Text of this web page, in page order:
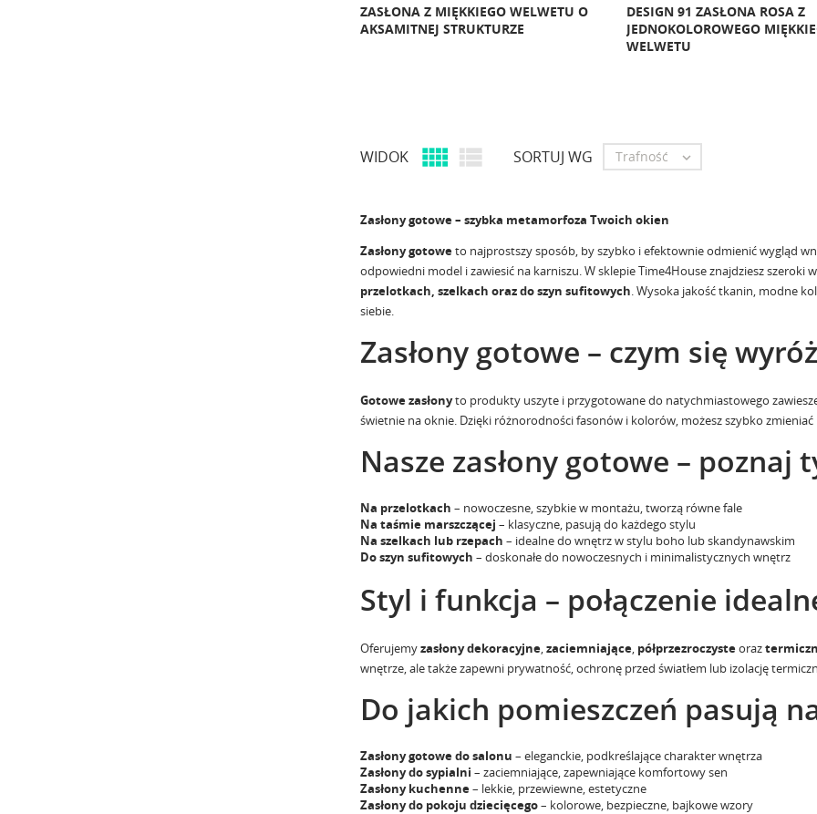
ZASŁONA Z MIĘKKIEGO WELWETU O
AKSAMITNEJ STRUKTURZE
DESIGN 91 ZASŁONA ROSA Z
JEDNOKOLOROWEGO
WELWETU
WIDOK   SORTUJ WG Trafność 
Zasłony gotowe – szybka metamorfoza Twoich okien
Zasłony gotoweto najprostszy sposób, by szybko i efektownie odmienić wygląd
odpowiedni model i zawiesić na karniszu. W sklepie Time4House znajdziesz szeroki
przelotkach, szelkach oraz do szyn sufitowych. Wysoka jakość tkanin, modne
siebie.
Zasłony gotowe – czym się
Gotowe zasłonyto produkty uszyte i przygotowane do natychmiastowego
świetnie na oknie. Dzięki różnorodności fasonów i kolorów, możesz szybko
Nasze zasłony gotowe – poznaj
Na przelotkach – nowoczesne, szybkie w montażu, tworzą równe fale
Na taśmie marszczącej – klasyczne, pasują do każdego stylu
Na szelkach lub rzepach – idealne do wnętrz w stylu boho lub skandynawskim
Do szyn sufitowych – doskonałe do nowoczesnych i minimalistycznych wnętrz
Styl i funkcja – połączenie
Oferujemyzasłony dekoracyjne,zaciemniające, półprzezroczysteoraz
wnętrze, ale także zapewni prywatność, ochronę przed światłem lub izolację
Do jakich pomieszczeń pasują
Zasłony gotowe do salonu – eleganckie, podkreślające charakter wnętrza
Zasłony do sypialni – zaciemniające, zapewniające komfortowy sen
Zasłony kuchenne– lekkie, przewiewne, estetyczne
Zasłony do pokoju dziecięcego– kolorowe, bezpieczne, bajkowe wzory